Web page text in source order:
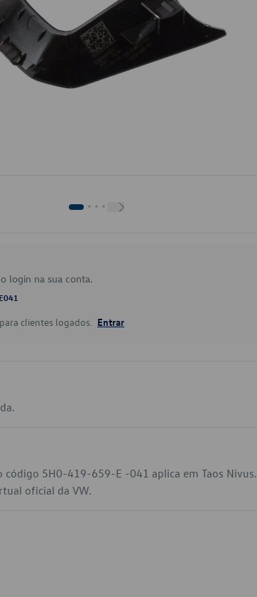
login na sua conta.
clientes logados. Entrar
código 5H0-419-659-E -041 aplica em Taos Nivus.
oficial da VW.